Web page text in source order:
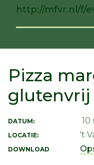
http://mfvr.nl/f/
Pizza
glutenvrij
DATUM: 10
LOCATIE: 't
DOWNLOAD